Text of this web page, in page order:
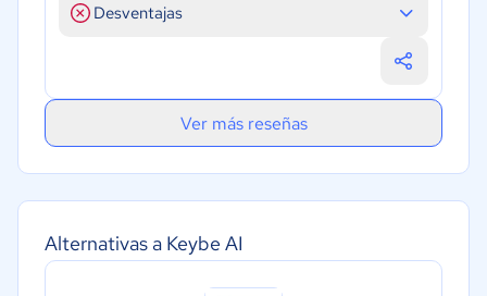
Alternativas a Keybe AI
Desventajas
Ver más reseñas